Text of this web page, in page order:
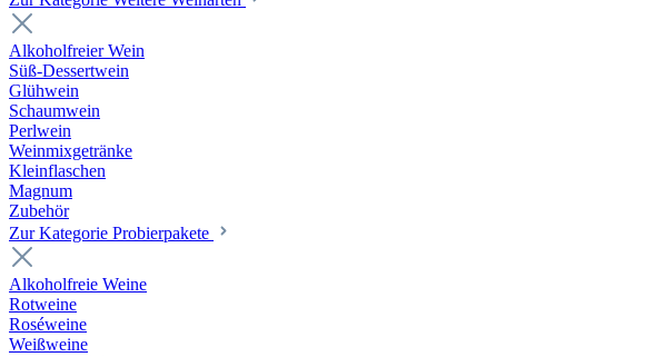
Alkoholfreier Wein
Süß-Dessertwein
Glühwein
Schaumwein
Perlwein
Weinmixgetränke
Kleinflaschen
Magnum
Zubehör
Zur Kategorie Probierpakete
Alkoholfreie Weine
Rotweine
Roséweine
Weißweine